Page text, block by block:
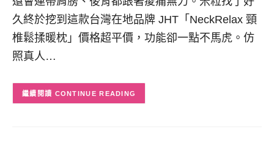
久終於挖到這款台灣在地品牌 JHT「NeckRelax 頸
椎鬆揉暖枕」價格超平價，功能卻一點不馬虎。仿
照真人…
CONTINUE READING